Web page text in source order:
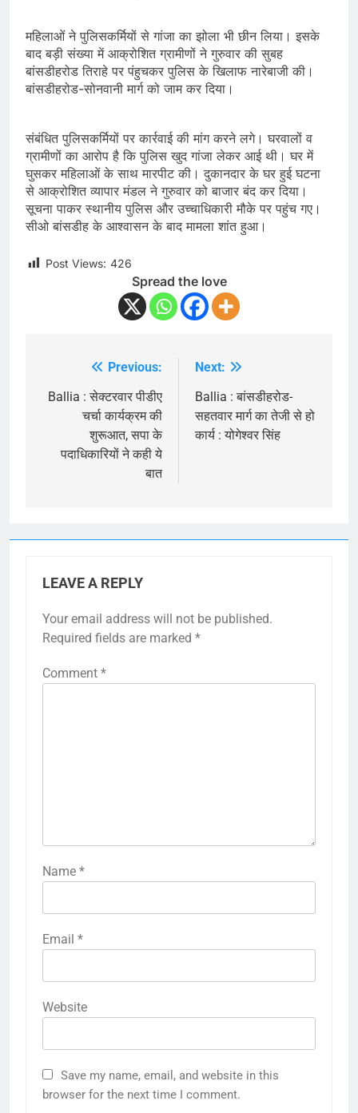
महिलाओं ने पुलिसकर्मियों से गांजा का झोला भी छीन लिया। इसके
बाद बड़ी संख्या में आक्रोशित ग्रामीणों ने गुरुवार की सुबह
बांसडीहरोड तिराहे पर पंहुचकर पुलिस के खिलाफ नारेबाजी की।
बांसडीहरोड-सोनवानी मार्ग को जाम कर दिया।
संबंधित पुलिसकर्मियों पर कार्रवाई की मांग करने लगे। घरवालों व
ग्रामीणों का आरोप है कि पुलिस खुद गांजा लेकर आई थी। घर में
घुसकर महिलाओं के साथ मारपीट की। दुकानदार के घर हुई घटना
से आक्रोशित व्यापार मंडल ने गुरुवार को बाजार बंद कर दिया।
सूचना पाकर स्थानीय पुलिस और उच्चाधिकारी मौके पर पहुंच गए।
सीओ बांसडीह के आश्वासन के बाद मामला शांत हुआ।
Post Views: 426
Spread the love
navigation
Previous:
Ballia : सेक्टरवार पीडीए
चर्चा कार्यक्रम की
शुरूआत, सपा के
पदाधिकारियों ने कही ये
बात
Next:
Ballia : बांसडीहरोड-
सहतवार मार्ग का तेजी से हो
कार्य : योगेश्वर सिंह
LEAVE A REPLY
Your email address will not be published.
Required fields are marked *
Comment *
Name *
Email *
Website
Save my name, email, and website in this
browser for the next time I comment.